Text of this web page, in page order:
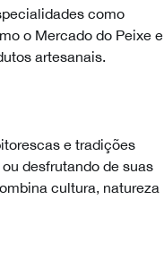
como
o Mercado do Peixe e
artesanais.
e tradições
desfrutando de suas
cultura, natureza